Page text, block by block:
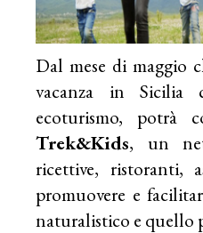
Dal mese di maggio
vacanza in
ecoturismo, potrà
Trek&Kids, un
ricettive, ristoranti,
promuovere e
naturalistico e quello